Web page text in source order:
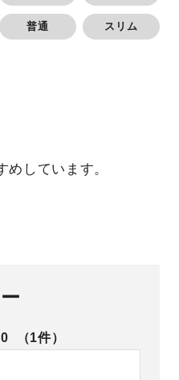
普通 スリム
しています。
1